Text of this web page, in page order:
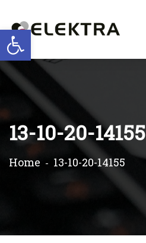
Otwórz pasek narzędzi
13-10-20-14155
Home 13-10-20-14155